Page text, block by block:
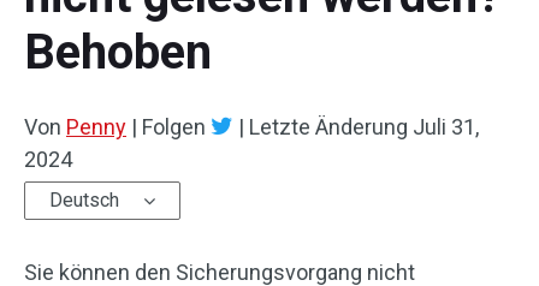
Behoben
Von Penny | Folgen | Letzte Änderung Juli 31,
2024
Deutsch
Sie können den Sicherungsvorgang nicht